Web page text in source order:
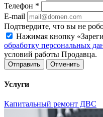
Телефон *
E-mail
Подтвердите, что вы не
Нажимая кнопку
обработку персональных
условий работы Продавца.
Отменить
Услуги
Капитальный ремонт ДВС